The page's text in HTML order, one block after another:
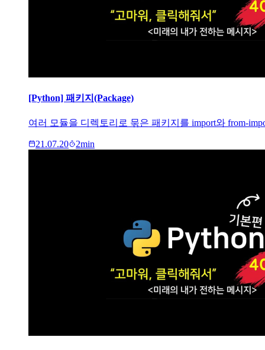
[Python] 패키지(Package)
여러 모듈을 디렉토리로 묶은 패키지를 import와 from-
21.07.20 2min